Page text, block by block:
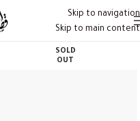
Skip to navigation
Skip to main content
SOLD
OUT